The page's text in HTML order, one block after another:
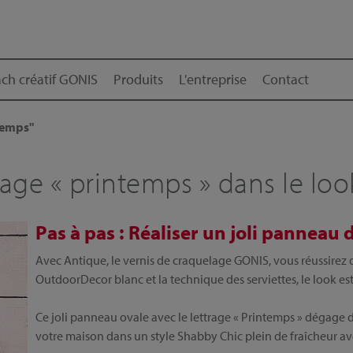
créatif GONIS Produits L'entreprise Contact
« printemps » dans le
Pas à pas : Réaliser un joli panneau
Avec Antique, le vernis de craquelage GONIS, vous
OutdoorDecor blanc et la technique des serviettes, le look
Ce joli panneau ovale avec le lettrage « Printemps »
votre maison dans un style Shabby Chic plein de fraîcheur